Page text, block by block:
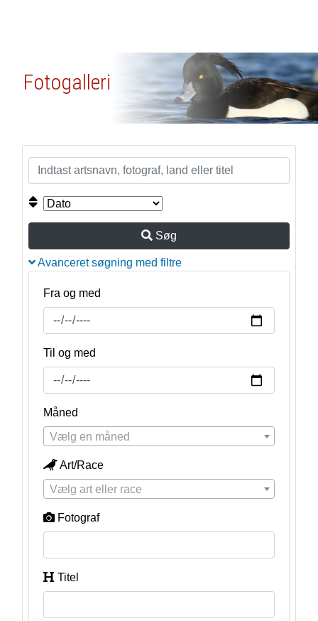
Fotogalleri
Søg
Avanceret søgning med filtre
Fra og med
Til og med
Måned
Vælg en måned
Art/Race
Vælg art eller race
Fotograf
Titel